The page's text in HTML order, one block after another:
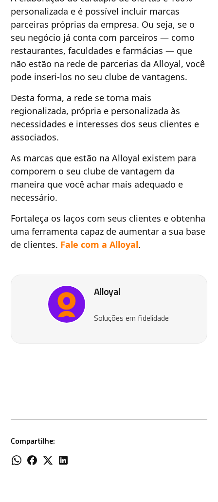
personalizada e é possível incluir marcas
parceiras próprias da empresa. Ou seja, se o
seu negócio já conta com parceiros — como
restaurantes, faculdades e farmácias — que
não estão na rede de parcerias da Alloyal, você
pode inseri-los no seu clube de vantagens.
Desta forma, a rede se torna mais
regionalizada, própria e personalizada às
necessidades e interesses dos seus clientes e
associados.
As marcas que estão na Alloyal existem para
comporem o seu clube de vantagem da
maneira que você achar mais adequado e
necessário.
Fortaleça os laços com seus clientes e obtenha
uma ferramenta capaz de aumentar a sua base
de clientes. Fale com a Alloyal.
Alloyal
Soluções em fidelidade
Compartilhe: